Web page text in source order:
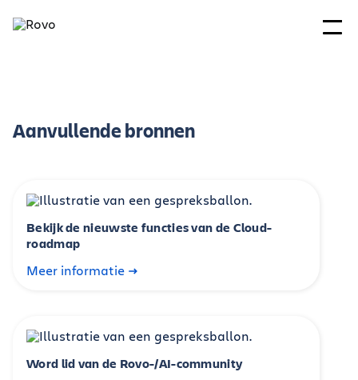
Aanvullende bronnen
Bekijk de nieuwste functies van de Cloud-
roadmap
Meer informatie
Word lid van de Rovo-/AI-community